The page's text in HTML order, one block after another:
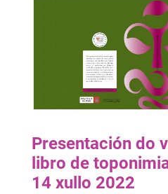
Presentación do
libro de
14 xullo 2022